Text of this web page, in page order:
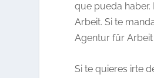
que pueda
Arbeit. Si te
Agentur für
Si te quieres irte